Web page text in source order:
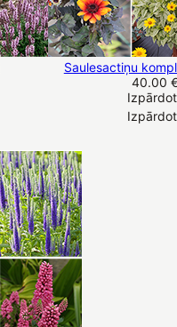
Saulesactiņu
40.00